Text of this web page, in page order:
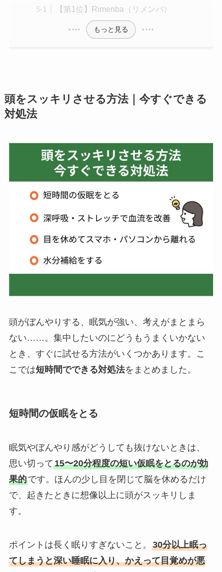
【第1位】Rimenba（リメンバ）
もっと見る
頭をスッキリさせる方法｜今すぐできる
対処法
頭がぼんやりする、眠気が強い、考えがまとまら
ない……。集中したいのにどうもうまくいかない
とき、すぐに試せる方法がいくつかあります。こ
こでは短時間でできる対処法をまとめました。
短時間の仮眠をとる
眠気やぼんやり感がどうしても抜けないときは、
思い切って15〜20分程度の短い仮眠をとるのが効
果的です。ほんの少し目を閉じて脳を休めるだけ
で、起きたときに想像以上に頭がスッキリしま
す。
ポイントは長く眠りすぎないこと。 30分以上眠っ
てしまうと深い睡眠に入り、かえって目覚めが悪